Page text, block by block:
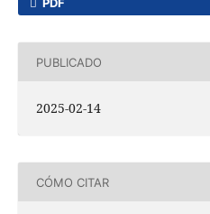
PDF
PUBLICADO
2025-02-14
CÓMO CITAR